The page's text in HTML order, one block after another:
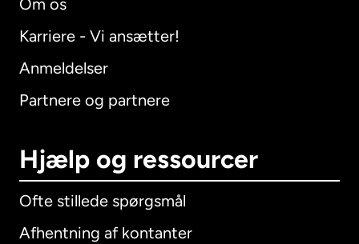
Om os
Karriere - Vi ansætter!
Anmeldelser
Partnere og partnere
Hjælp og ressourcer
Ofte stillede spørgsmål
Afhentning af kontanter